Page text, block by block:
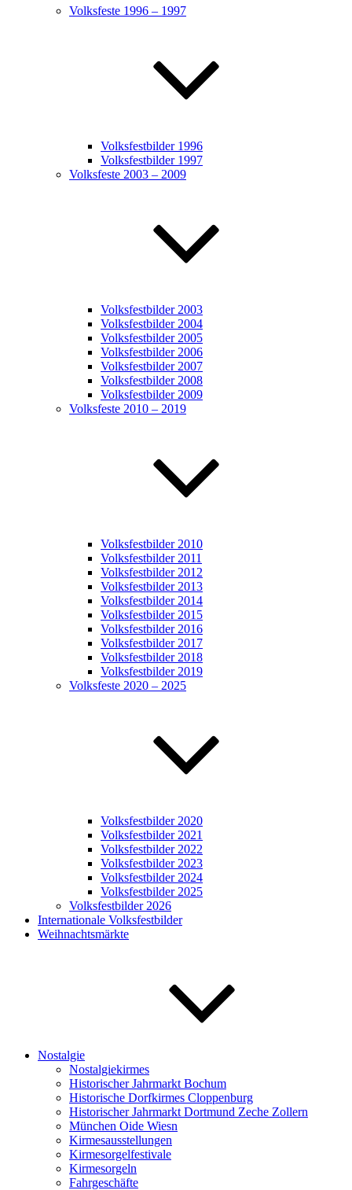
Volksfeste 1996 – 1997
Volksfestbilder 1996
Volksfestbilder 1997
Volksfeste 2003 – 2009
Volksfestbilder 2003
Volksfestbilder 2004
Volksfestbilder 2005
Volksfestbilder 2006
Volksfestbilder 2007
Volksfestbilder 2008
Volksfestbilder 2009
Volksfeste 2010 – 2019
Volksfestbilder 2010
Volksfestbilder 2011
Volksfestbilder 2012
Volksfestbilder 2013
Volksfestbilder 2014
Volksfestbilder 2015
Volksfestbilder 2016
Volksfestbilder 2017
Volksfestbilder 2018
Volksfestbilder 2019
Volksfeste 2020 – 2025
Volksfestbilder 2020
Volksfestbilder 2021
Volksfestbilder 2022
Volksfestbilder 2023
Volksfestbilder 2024
Volksfestbilder 2025
Volksfestbilder 2026
Internationale Volksfestbilder
Weihnachtsmärkte
Nostalgie
Nostalgiekirmes
Historischer Jahrmarkt Bochum
Historische Dorfkirmes Cloppenburg
Historischer Jahrmarkt Dortmund Zeche Zollern
München Oide Wiesn
Kirmesausstellungen
Kirmesorgelfestivale
Kirmesorgeln
Fahrgeschäfte